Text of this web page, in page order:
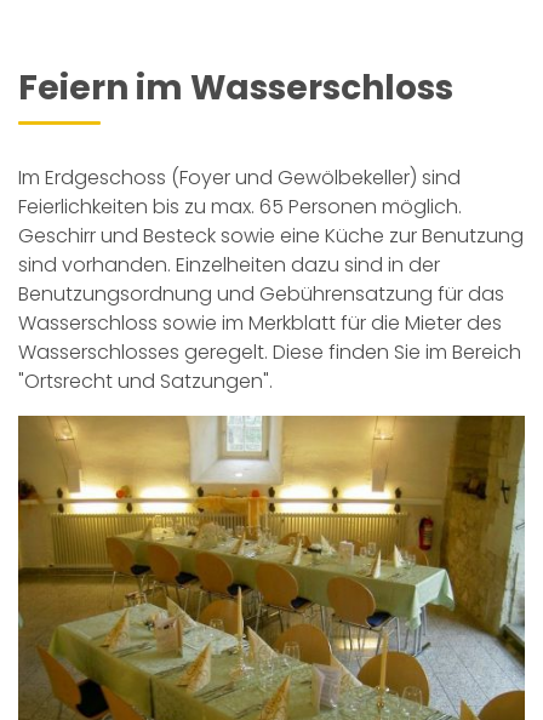
Feiern im Wasserschloss
Im Erdgeschoss (Foyer und Gewölbekeller) sind
Feierlichkeiten bis zu max. 65 Personen möglich.
Geschirr und Besteck sowie eine Küche zur Benutzung
sind vorhanden. Einzelheiten dazu sind in der
Benutzungsordnung und Gebührensatzung für das
Wasserschloss sowie im Merkblatt für die Mieter des
Wasserschlosses geregelt. Diese finden Sie im Bereich
"Ortsrecht und Satzungen".